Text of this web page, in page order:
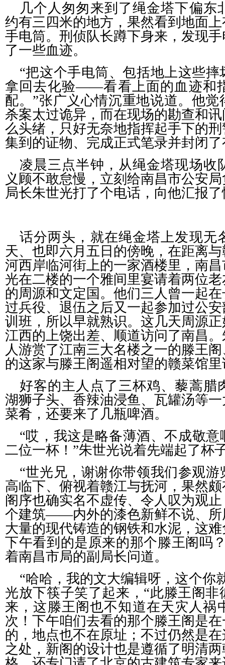
几个人匆匆来到了绳金塔下偏东
约有三四米的地方，果然看到地面
手电筒。刑侦队长蹲下身来，发现
了一些血迹。
“把这个手电筒、包括地上这些
拿回去化验——看看上面的血迹和
配。”张广义心情沉重地说道。他
杀案太过诡异，而在现场的勘查和
么头绪，只好无奈地指挥起手下的
集到的证物、完成正式笔录并封闭
凌晨三点半钟，从绳金塔现场收
义顾不敢怠慢，立刻给南昌市公安
局长朱世光打了个电话，向他汇报
话分两头，就在绳金塔上发现无
天、也即六月五日的傍晚，在距离
河西岸临河街上的一家酒楼里，南
光在二楼的一个雅间里宴请着两位
的周源和文定国。他们三人曾一起
过兵役、退伍之后又一起参加过公
训班，所以早就熟识。这几天周源
江西的上饶出差、顺道访问了南昌
人游赏了江南三大名楼之一的滕王
的这家与滕王阁遥相对望的赣菜馆
好客的主人点了三杯鸡、藜蒿腊
湖狮子头、香辣油浸鱼、瓦罐汤等
菜肴，还要来了几瓶啤酒。
“哎，我这是略备薄酒、不成敬
二位一杯！”朱世光说着先端起了杯
“世光兄，谢谢你带领我们参观
高临下、俯视着赣江与抚河，果然
阁序也确实名不虚传、令人叹为观
个建筑——内外的漆色新鲜不说、所
大量的现代铸造的钢铁和水泥，这
下午看到的是原来的那个滕王阁吗
着南昌市局的副局长问道。
“哈哈，我的文大编辑呀，这个
光放下筷子笑了起来，“此滕王阁
来，这滕王阁也不知道在天灾人祸
次！下午咱们去看的那个滕王阁是
的，地点也不在原址；不过仍然是
之处，新阁的设计也是遵循了明清